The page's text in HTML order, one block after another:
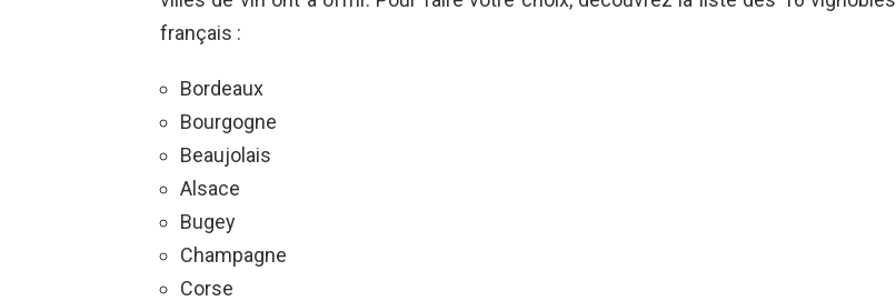
français :
Bordeaux
Bourgogne
Beaujolais
Alsace
Bugey
Champagne
Corse